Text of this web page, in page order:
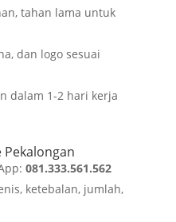
tahan lama untuk
dan logo sesuai
dalam 1-2 hari kerja
081.333.561.562
ketebalan, jumlah,